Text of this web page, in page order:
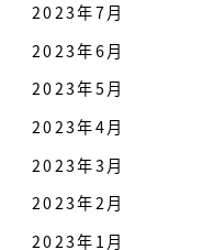
2023年7月
2023年6月
2023年5月
2023年4月
2023年3月
2023年2月
2023年1月